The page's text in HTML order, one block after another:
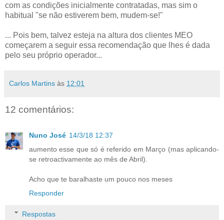
com as condições inicialmente contratadas, mas sim o
habitual "se não estiverem bem, mudem-se!"
... Pois bem, talvez esteja na altura dos clientes MEO
começarem a seguir essa recomendação que lhes é dada
pelo seu próprio operador...
Carlos Martins às 12:01
12 comentários:
Nuno José 14/3/18 12:37
aumento esse que só é referido em Março (mas aplicando-
se retroactivamente ao mês de Abril).
Acho que te baralhaste um pouco nos meses
Responder
Respostas